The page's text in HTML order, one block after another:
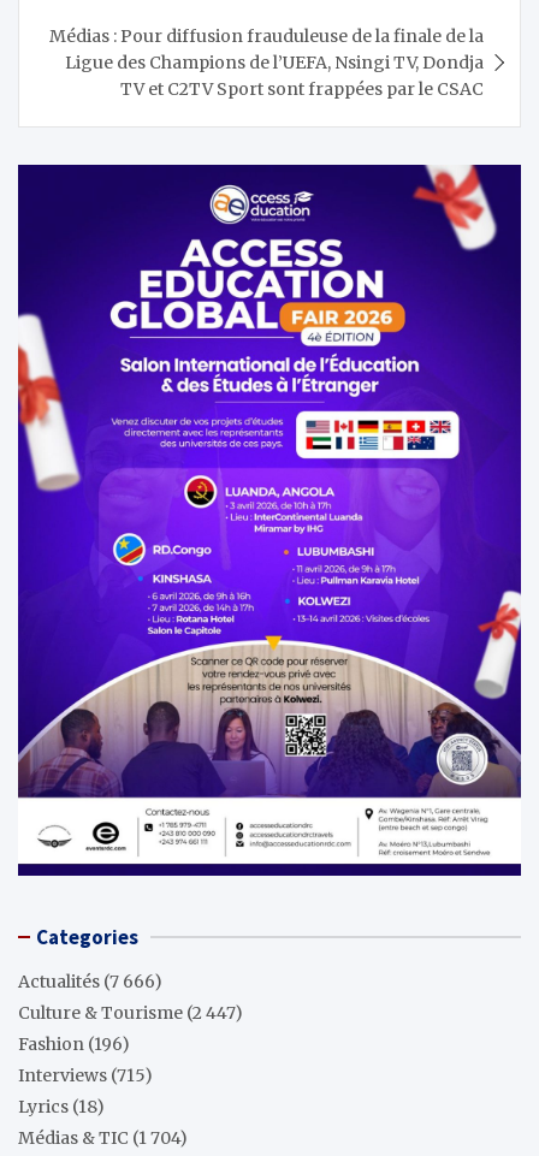
Médias : Pour diffusion frauduleuse de la finale de la
Ligue des Champions de l’UEFA, Nsingi TV, Dondja
TV et C2TV Sport sont frappées par le CSAC
Categories
Actualités (7 666)
Culture & Tourisme (2 447)
Fashion (196)
Interviews (715)
Lyrics (18)
Médias & TIC (1 704)